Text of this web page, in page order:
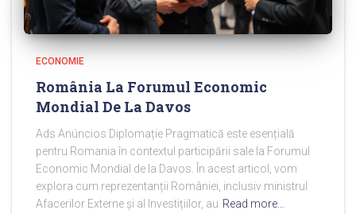
ECONOMIE
România La Forumul Economic
Mondial De La Davos
Ads Anúncios Diplomație Pragmatică este esențială
pentru Romania în contextul participării sale la Forumul
Economic Mondial de la Davos. În acest articol, vom
explora cum reprezentanții României, inclusiv ministrul
Afacerilor Externe și al Investițiilor, au Read more…